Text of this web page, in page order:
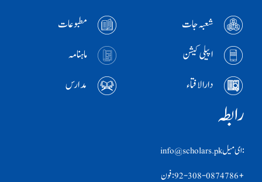
شعبہ جات
مطبوعات
اپیلی کیشن
ماہنامہ
دارالافتاء
مدارس
رابطہ
:ای ميل info@scholars.pk
+92-308-0874786 :فون